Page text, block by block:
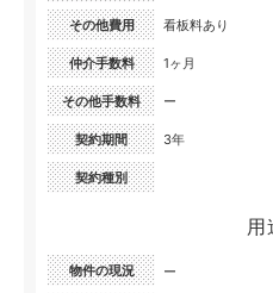
その他費用 看板料あり
仲介手数料 1ヶ月
その他手数料 ー
契約期間 3年
契約種別
用
物件の現況 ー